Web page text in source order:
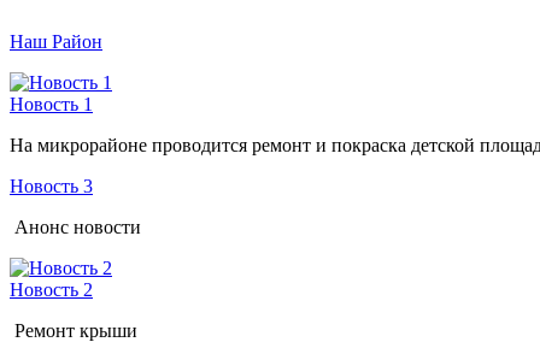
Наш Район
Новость 1
На микрорайоне проводится ремонт и покраска детской
Новость 3
Анонс новости
Новость 2
Ремонт крыши